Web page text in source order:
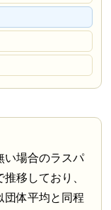
い場合のラスパ
移しており、
団体平均と同程